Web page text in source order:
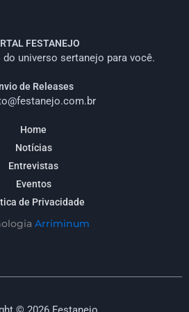
FESTANEJO
universo sertanejo para você.
de Releases
Home
Notícias
Entrevistas
Eventos
de Privacidade
Arriminum